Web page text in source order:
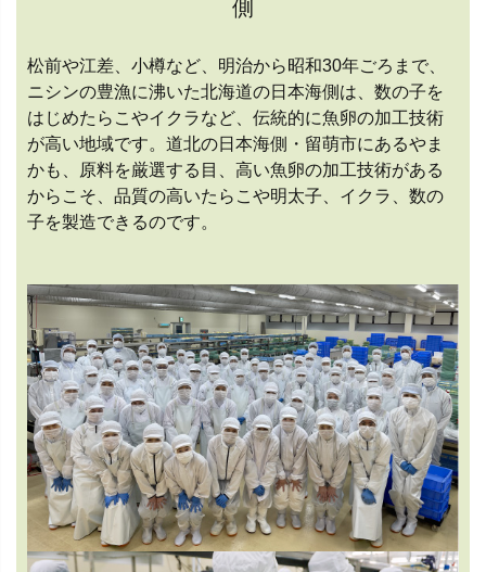
側
松前や江差、小樽など、明治から昭和30年ごろまで、
ニシンの豊漁に沸いた北海道の日本海側は、数の子を
はじめたらこやイクラなど、伝統的に魚卵の加工技術
が高い地域です。道北の日本海側・留萌市にあるやま
かも、原料を厳選する目、高い魚卵の加工技術がある
からこそ、品質の高いたらこや明太子、イクラ、数の
子を製造できるのです。